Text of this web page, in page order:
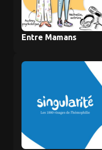
Entre Mamans